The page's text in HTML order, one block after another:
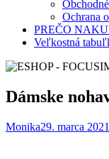
Ochrana
PREČO
Veľkostná
Dámske
Monika29. marca 2021